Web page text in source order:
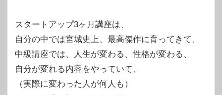
スタートアップ3ヶ月講座は、
自分の中では宮城史上、最高傑作に育ってきて、
中級講座では、人生が変わる、性格が変わる、
自分が変れる内容をやっていて、
（実際に変わった人が何人も）